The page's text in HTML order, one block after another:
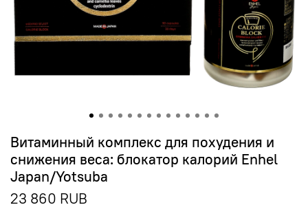
Витаминный комплекс для похудения и
снижения веса: блокатор калорий Enhel
Japan/Yotsuba
23 860 RUB